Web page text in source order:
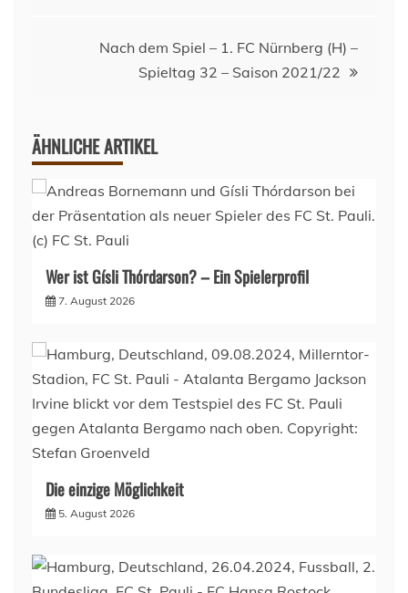
Nach dem Spiel – 1. FC Nürnberg (H) –
Spieltag 32 – Saison 2021/22
ÄHNLICHE ARTIKEL
Wer ist Gísli Thórdarson? – Ein Spielerprofil
7. August 2026
Die einzige Möglichkeit
5. August 2026